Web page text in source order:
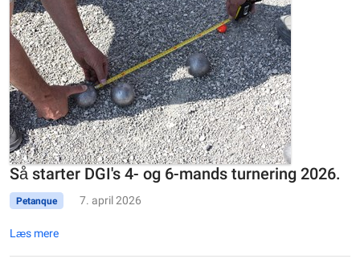
Så starter DGI's 4- og 6-mands turnering 2026.
Petanque 7. april 2026
Læs mere